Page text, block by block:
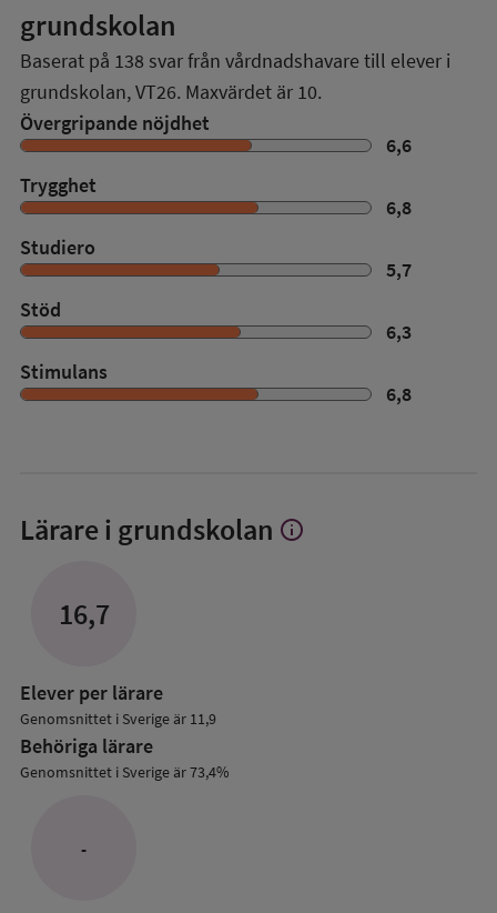
grundskolan
Baserat på 138 svar från vårdnadshavare till elever i
grundskolan,VT26. Maxvärdet är 10.
Övergripande nöjdhet
6,6
Trygghet
6,8
Studiero
5,7
Stöd
6,3
Stimulans
6,8
Lärare i grundskolan Visa
info
16,7
Elever per lärare
Genomsnittet i Sverige är 11,9
Behöriga lärare
Genomsnittet i Sverige är 73,4%
-